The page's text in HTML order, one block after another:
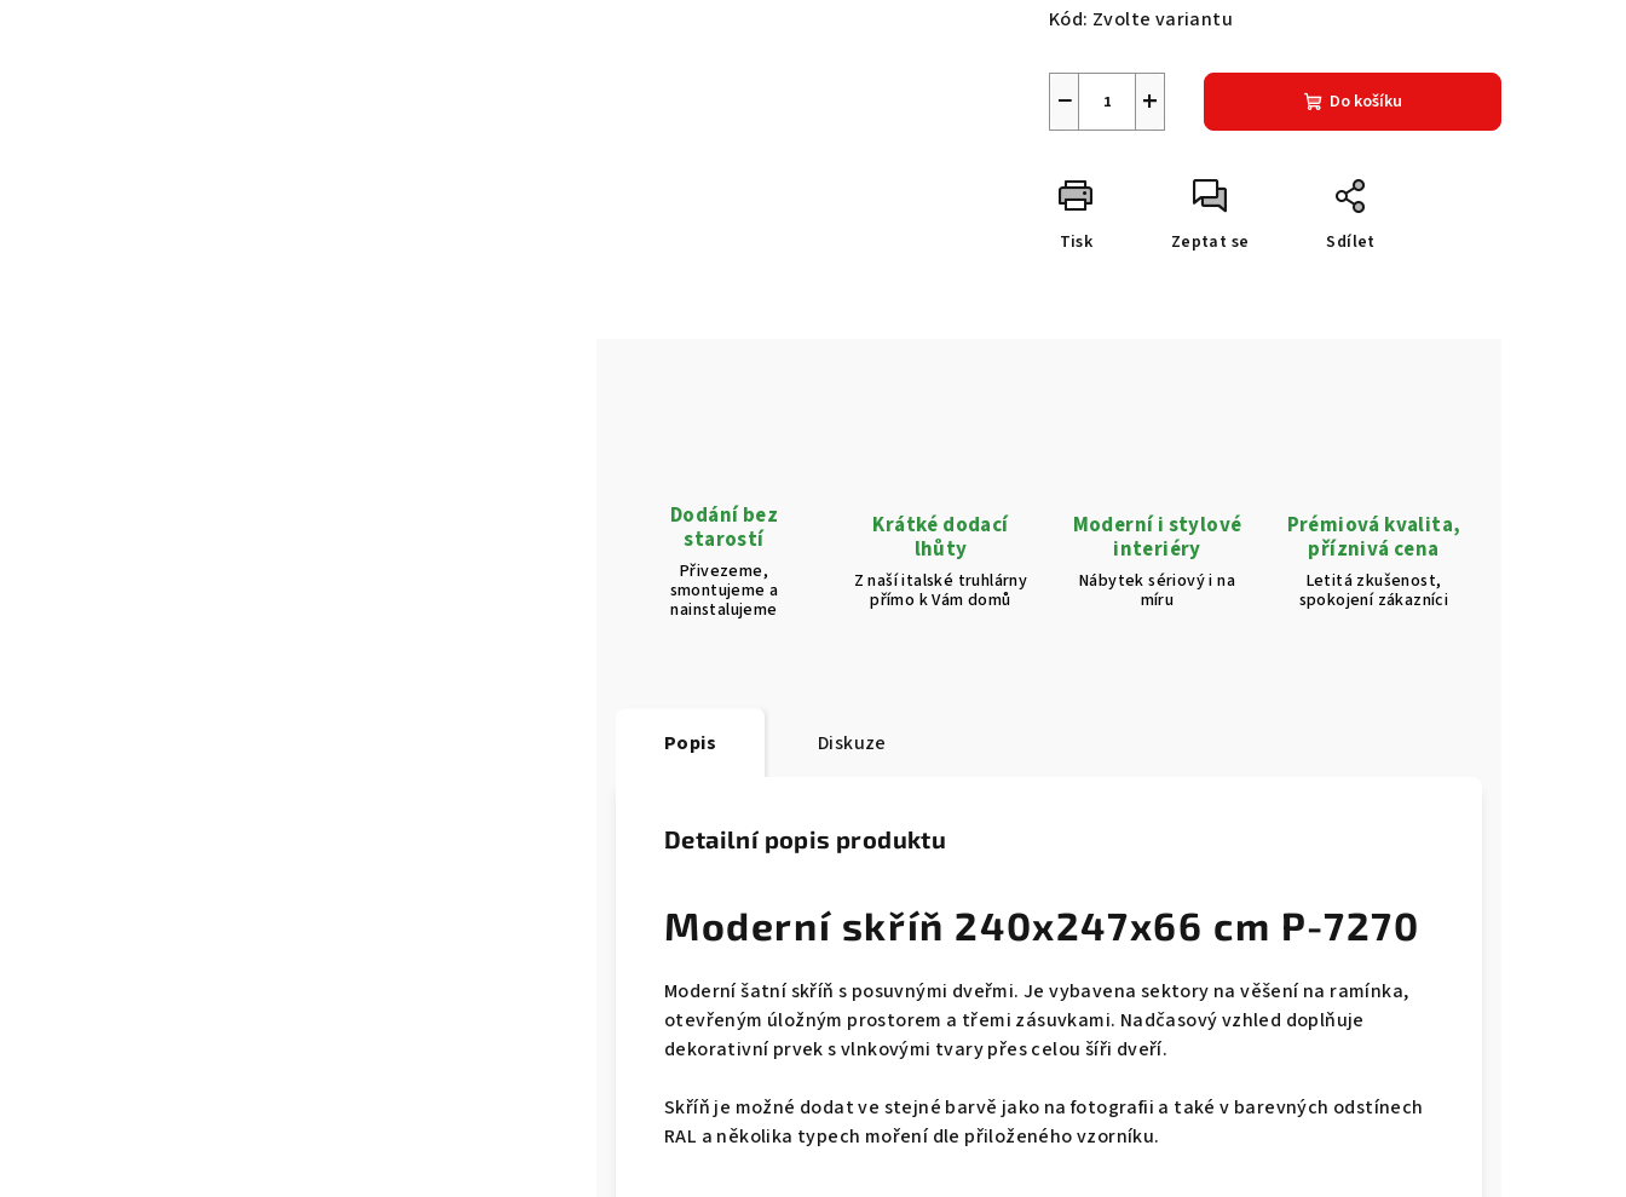
Kód: Zvolte variantu
+
− Do košíku
Tisk Zeptat se Sdílet
Dodání bez
starostí
Přivezeme,
smontujeme a
nainstalujeme
Krátké dodací
lhůty
Z naší italské truhlárny
přímo k Vám domů
Moderní i stylové
interiéry
Nábytek sériový i na
míru
Prémiová kvalita,
příznivá cena
Letitá zkušenost,
spokojení zákazníci
Popis Diskuze
Detailní popis produktu
Moderní skříň 240x247x66 cm P-7270
Moderní šatní skříň s posuvnými dveřmi. Je vybavena sektory na věšení na ramínka,
otevřeným úložným prostorem a třemi zásuvkami. Nadčasový vzhled doplňuje
dekorativní prvek s vlnkovými tvary přes celou šíři dveří.
Skříň je možné dodat ve stejné barvě jako na fotografii a také v barevných odstínech
RAL a několika typech moření dle přiloženého vzorníku.